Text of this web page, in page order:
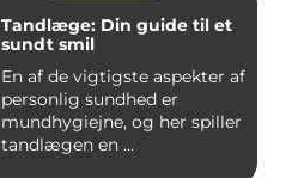
Tandlæge: Din guide til et
sundt smil
En af de vigtigste aspekter af
personlig sundhed er
mundhygiejne, og her spiller
tandlægen en ...